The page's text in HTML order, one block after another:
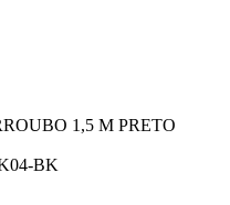
1,5 M PRETO
BK